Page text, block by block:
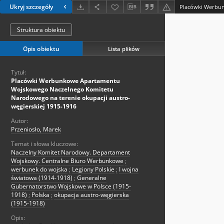
Ukryj szczegóły
Struktura obiektu
Opis obiektu Lista plików
Tytuł:
Placówki Werbunkowe Apartamentu
Wojskowego Naczelnego Komitetu
Narodowego na terenie okupacji austro-
węgierskiej 1915-1916
Autor:
Przeniosło, Marek
Temat i słowa kluczowe:
Naczelny Komitet Narodowy. Departament
Wojskowy. Centralne Biuro Werbunkowe ;
werbunek do wojska ; Legiony Polskie ; I wojna
światowa (1914-1918) ; Generalne
Gubernatorstwo Wojskowe w Polsce (1915-
1918) ; Polska ; okupacja austro-węgierska
(1915-1918)
Opis: